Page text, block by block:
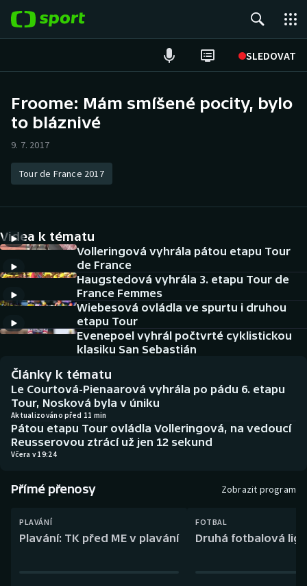
SLEDOVAT
Hokej
Atletika
DALŠÍ SPORTY
Americký fotbal
Baseball a softbal
Biatlon
Boby a skeleton
Box
Curling
Dostihy
NEPŘEHLÉDNĚTE
Historické návraty
Aplikace ČT sport
AZ kvíz
Froome: Mám smíšené pocity, bylo
to bláznivé
9. 7. 2017
Tour de France 2017
Videa k tématu
Volleringová vyhrála pátou etapu Tour
de France
Haugstedová vyhrála 3. etapu Tour de
France Femmes
Wiebesová ovládla ve spurtu i druhou
etapu Tour
Evenepoel vyhrál počtvrté cyklistickou
klasiku San Sebastián
Články k tématu
Le Courtová-Pienaarová vyhrála po pádu 6. etapu
Tour, Nosková byla v úniku
Aktualizováno před 11 min
Pátou etapu Tour ovládla Volleringová, na vedoucí
Reusserovou ztrácí už jen 12 sekund
Včera v 19:24
Přímé přenosy Zobrazit program
PLAVÁNÍ
Plavání: TK před ME v plavání
FOTBAL
Druhá fotbalová